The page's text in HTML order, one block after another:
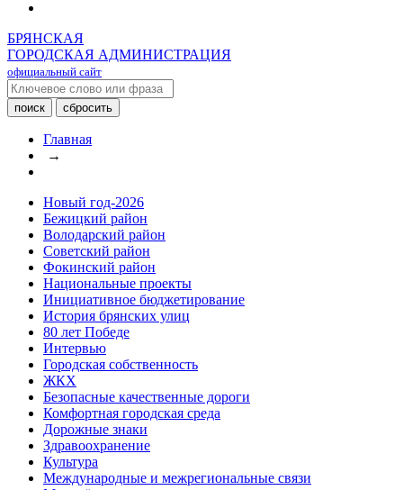
БРЯНСКАЯ
ГОРОДСКАЯ АДМИНИСТРАЦИЯ
официальный сайт
Главная
→
Новый год-2026
Бежицкий район
Володарский район
Советский район
Фокинский район
Национальные проекты
Инициативное бюджетирование
История брянских улиц
80 лет Победе
Интервью
Городская собственность
ЖКХ
Безопасные качественные дороги
Комфортная городская среда
Дорожные знаки
Здравоохранение
Культура
Международные и межрегиональные связи